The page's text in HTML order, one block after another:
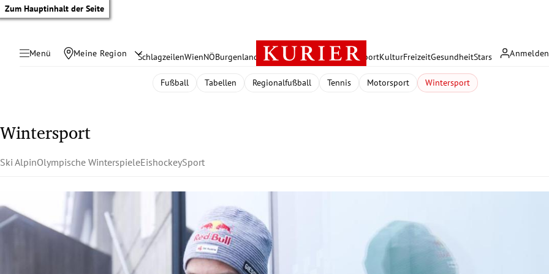
Zum Hauptinhalt der Seite
Menü Meine Region Anmelden
SchlagzeilenWienNÖBurgenland Österreich PolitikWirtschaft SportKulturFreizeitGesundheitStars
Fußball Tabellen Regionalfußball Tennis Motorsport Wintersport
Wintersport
Ski AlpinOlympische WinterspieleEishockeySport